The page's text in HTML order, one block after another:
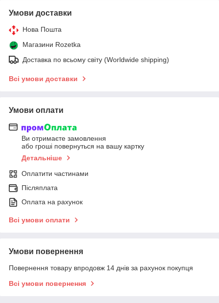
Умови доставки
Нова Пошта
Магазини Rozetka
Доставка по всьому світу (Worldwide shipping)
Всі умови доставки
Умови оплати
Ви отримаєте замовлення
або гроші повернуться на вашу картку
Детальніше
Оплатити частинами
Післяплата
Оплата на рахунок
Всі умови оплати
Умови повернення
Повернення товару впродовж 14 днів за рахунок покупця
Всі умови повернення